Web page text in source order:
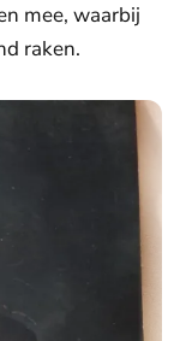
mee, waarbij
raken.